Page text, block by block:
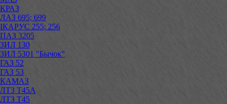
КРАЗ
ЛАЗ 695; 699
ІКАРУС 255; 256
ПАЗ 3205
ЗИЛ 130
ЗИЛ 5301 "Бычок"
ГАЗ 52
ГАЗ 53
КАМАЗ
ЛТЗ Т45А
ЛТЗ Т45